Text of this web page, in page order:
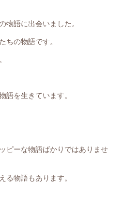
物語に出会いました。
ちの物語です。
語を生きています。
ピーな物語ばかりではありませ
る物語もあります。